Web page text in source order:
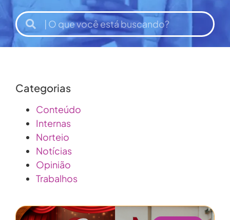
Categorias
Conteúdo
Internas
Norteio
Notícias
Opinião
Trabalhos